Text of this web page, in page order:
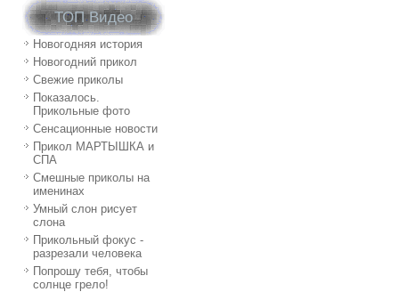
ТОП Видео
Новогодняя история
Новогодний прикол
Свежие приколы
Показалось.
Прикольные фото
Сенсационные новости
Прикол МАРТЫШКА и
СПА
Смешные приколы на
именинах
Умный слон рисует
слона
Прикольный фокус -
разрезали человека
Попрошу тебя, чтобы
солнце грело!